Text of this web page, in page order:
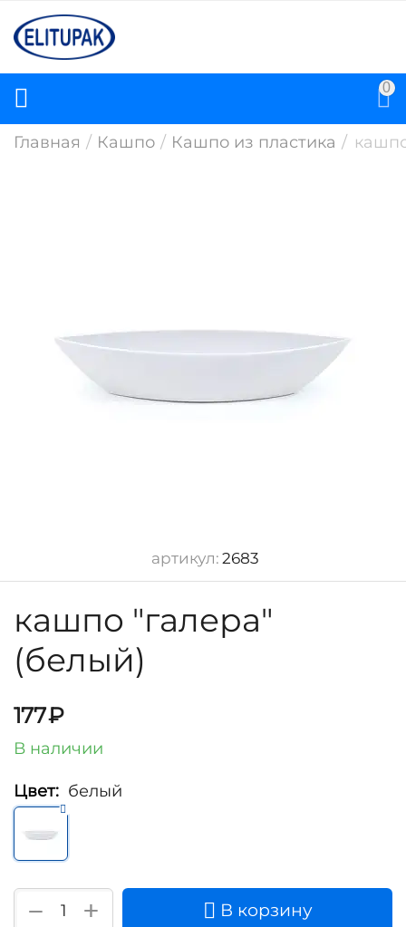
0
Главная / Кашпо / Кашпо из пластика /
артикул: 2683
кашпо "галера"
(белый)
177₽
В наличии
Цвет: белый
+
− В корзину